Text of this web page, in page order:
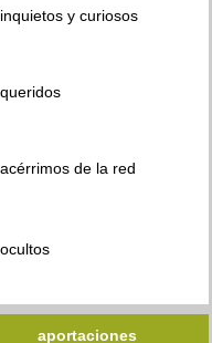
y curiosos
de la red
aportaciones